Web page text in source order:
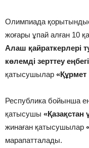
Олимпиада
жоғары ұпай алған 10
Алаш қайраткерлері
көлемді зерттеу еңбегі
қатысушылар
Республика бойынша
қатысушы «Қазақстан
жинаған қатысушылар
марапатталады.